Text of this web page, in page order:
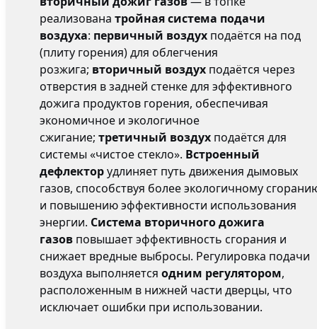
реализована тройная система подачи
воздуха: первичный воздух подаётся на под
(плиту горения) для облегчения
розжига; вторичный воздух подаётся через
отверстия в задней стенке для эффективного
дожига продуктов горения, обеспечивая
экономичное и экологичное
сжигание; третичный воздух подаётся для
системы «чистое стекло». Встроенный
дефлекторудлиняет путь движения дымовых
газов, способствуя более экологичному
и повышению эффективности использования
энергии. Система вторичного дожига
газов повышает эффективность сгорания и
снижает вредные выбросы. Регулировка подачи
воздуха выполняется одним регулятором,
расположенным в нижней части дверцы, что
исключает ошибки при использовании.